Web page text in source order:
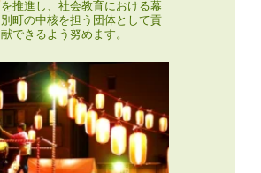
を推進し、社会教育における幕
別町の中核を担う団体として貢
献できるよう努めます。